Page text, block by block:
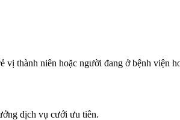
vị thành niên hoặc người đang ở bệnh viện
dịch vụ cưới ưu tiên.